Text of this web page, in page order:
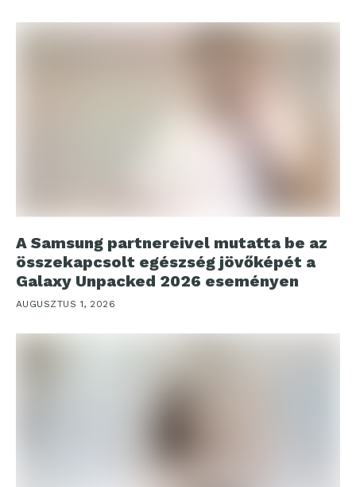
A Samsung partnereivel mutatta be az
összekapcsolt egészség jövőképét a
Galaxy Unpacked 2026 eseményen
AUGUSZTUS 1, 2026